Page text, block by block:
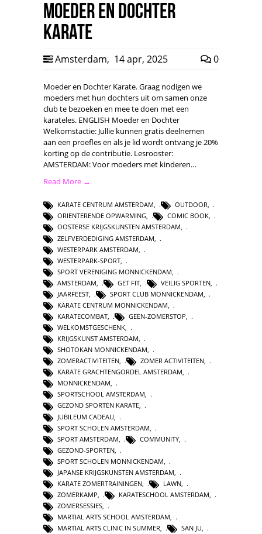
Moeder en Dochter
Karate
Amsterdam, 14 apr, 2025 0
Moeder en Dochter Karate. Graag nodigen we
moeders met hun dochters uit om samen onze
club te bezoeken en mee te doen met een
karateles. ENGLISH Moeder en Dochter
Welkomstactie: Jullie kunnen gratis deelnemen
aan een proefles en als je lid wordt ontvang je 20%
korting op de contributie. Lesrooster:
AMSTERDAM: Voor moeders met kinderen…
Read More →
KARATE CENTRUM AMSTERDAM, OUTDOOR,
ORIENTERENDE OPWARMING, COMIC BOOK,
OOSTERSE KRIJGSKUNSTEN AMSTERDAM,
ZELFVERDEDIGING AMSTERDAM
WESTERPARK AMSTERDAM
WESTERPARK-SPORT
SPORT VERENIGING MONNICKENDAM
AMSTERDAM
GET FIT VEILIG SPORTEN
JAARFEEST
SPORT CLUB MONNICKENDAM
KARATE CENTRUM MONNICKENDAM
KARATECOMBAT
GEEN-ZOMERSTOP
WELKOMSTGESCHENK,
KRIJGSKUNST AMSTERDAM,
SHOTOKAN MONNICKENDAM,
ZOMERACTIVITEITEN, ZOMER ACTIVITEITEN,
KARATE GRACHTENGORDEL AMSTERDAM,
MONNICKENDAM,
SPORTSCHOOL AMSTERDAM,
GEZOND SPORTEN KARATE,
JUBILEUM CADEAU
SPORT SCHOLEN AMSTERDAM
SPORT AMSTERDAM
COMMUNITY
GEZOND-SPORTEN
SPORT SCHOLEN MONNICKENDAM
JAPANSE KRIJGSKUNSTEN AMSTERDAM
KARATE ZOMERTRAININGEN
LAWN
ZOMERKAMP
KARATESCHOOL AMSTERDAM
ZOMERSESSIES,
MARTIAL ARTS SCHOOL AMSTERDAM,
MARTIAL ARTS CLINIC IN SUMMER, SAN JU,